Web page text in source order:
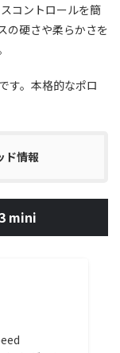
コントロールを簡
の硬さや柔らかさを
です。本格的なポロ
ド情報
mini